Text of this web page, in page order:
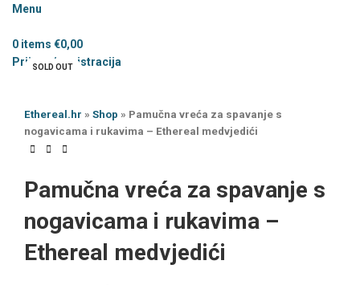
Menu
0 items €0,00
Prijava / registracija
SOLD OUT
Ethereal.hr » Shop » Pamučna vreća za spavanje s
nogavicama i rukavima – Ethereal medvjedići
Pamučna vreća za spavanje s
nogavicama i rukavima –
Ethereal medvjedići